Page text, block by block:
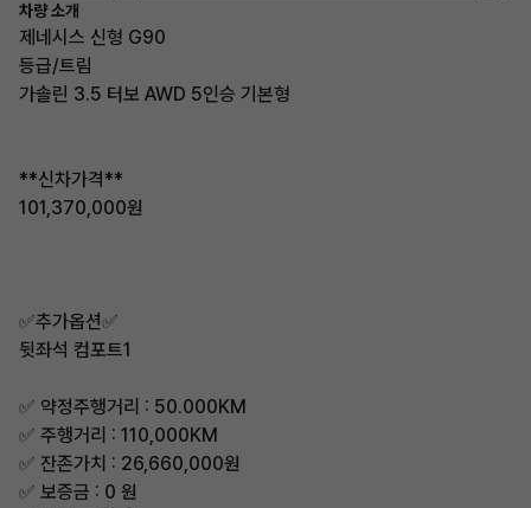
차량 소개
제네시스 신형 G90
등급/트림
가솔린 3.5 터보 AWD 5인승 기본형
**신차가격**
101,370,000원
✅추가옵션✅
뒷좌석 컴포트1
✅ 약정주행거리 : 50.000KM
✅ 주행거리 : 110,000KM
✅ 잔존가치 : 26,660,000원
✅ 보증금 : 0 원